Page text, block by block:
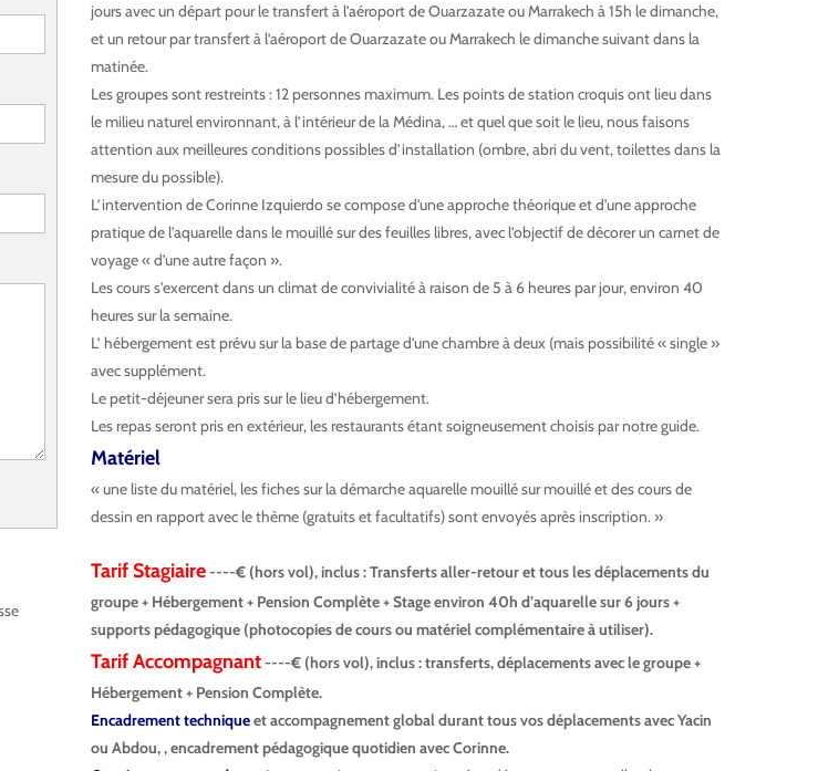
jours avec un départ pour le transfert à l’aéroport de Ouarzazate ou Marrakech à 15h le dimanche,
et un retour par transfert à l’aéroport de Ouarzazate ou Marrakech le dimanche suivant dans la
matinée.
Les groupes sont restreints : 12 personnes maximum. Les points de station croquis ont lieu dans
le milieu naturel environnant, à l’intérieur de la Médina, … et quel que soit le lieu, nous faisons
attention aux meilleures conditions possibles d’installation (ombre, abri du vent, toilettes dans la
mesure du possible).
L’intervention de Corinne Izquierdo se compose d'une approche théorique et d'une approche
pratique de l’aquarelle dans le mouillé sur des feuilles libres, avec l’objectif de décorer un carnet de
voyage « d’une autre façon ».
Les cours s'exercent dans un climat de convivialité à raison de 5 à 6 heures par jour, environ 40
heures sur la semaine.
L’ hébergement est prévu sur la base de partage d’une chambre à deux (mais possibilité « single »
avec supplément.
Le petit-déjeuner sera pris sur le lieu d’hébergement.
Les repas seront pris en extérieur, les restaurants étant soigneusement choisis par notre guide.
Matériel
« une liste du matériel, les fiches sur la démarche aquarelle mouillé sur mouillé et des cours de
dessin en rapport avec le thème (gratuits et facultatifs) sont envoyés après inscription. »
Tarif Stagiaire----€ (hors vol), inclus : Transferts aller-retour et tous les déplacements du
groupe + Hébergement + Pension Complète + Stage environ 40h d’aquarelle sur 6 jours +
supports pédagogique (photocopies de cours ou matériel complémentaire à utiliser).
Tarif Accompagnant----€ (hors vol), inclus : transferts, déplacements avec le groupe +
Hébergement + Pension Complète.
Encadrement techniqueet accompagnement global durant tous vos déplacements avec Yacin
ou Abdou, , encadrement pédagogique quotidien avec Corinne.